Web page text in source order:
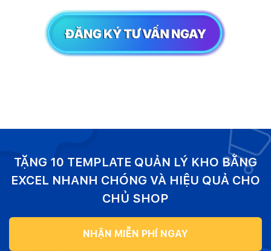
TẶNG 10 TEMPLATE QUẢN LÝ KHO BẰNG
EXCEL NHANH CHÓNG VÀ HIỆU QUẢ CHO
CHỦ SHOP
NHẬN MIỄN PHÍ NGAY